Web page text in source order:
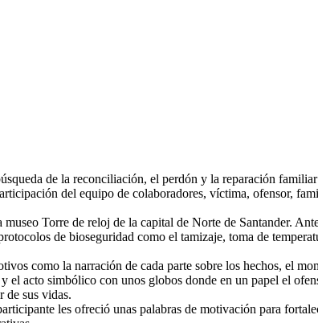
de la reconciliación, el perdón y la reparación
del equipo de colaboradores, víctima, ofensor,
Torre de reloj de la capital de Norte de Santander.
de bioseguridad como el tamizaje, toma de
como la narración de cada parte sobre los hechos, el
el acto simbólico con unos globos donde en un papel el
de sus vidas.
les ofreció unas palabras de motivación para